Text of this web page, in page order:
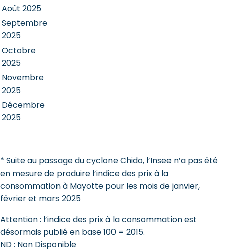
Août 2025
Septembre
2025
Octobre
2025
Novembre
2025
Décembre
2025
* Suite au passage du cyclone Chido, l’Insee n’a pas été
en mesure de produire l’indice des prix à la
consommation à Mayotte pour les mois de janvier,
février et mars 2025
Attention : l’indice des prix à la consommation est
désormais publié en base 100 = 2015.
ND : Non Disponible